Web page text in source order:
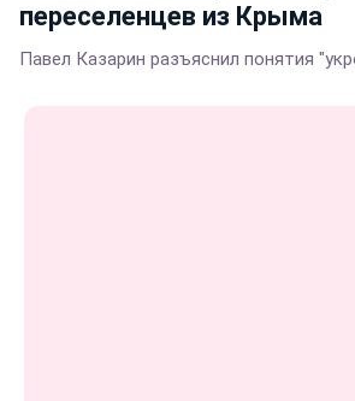
переселенцев из Крыма
Павел Казарин разъяснил понятия